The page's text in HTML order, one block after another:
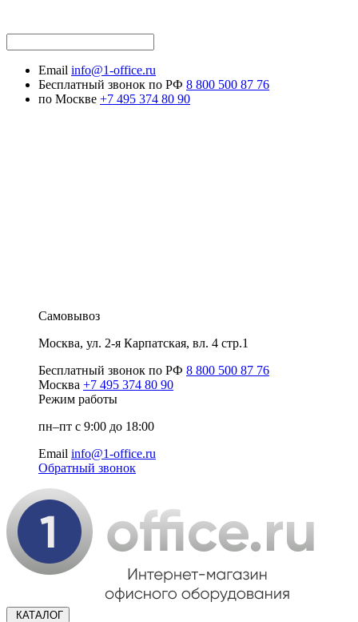
Email info@1-office.ru
Бесплатный звонок по РФ 8 800 500 87 76
по Москве +7 495 374 80 90
Самовывоз
Москва, ул. 2-я Карпатская, вл. 4 стр.1
Бесплатный звонок по РФ 8 800 500 87 76
Москва +7 495 374 80 90
Режим работы
пн–пт с 9:00 до 18:00
Email info@1-office.ru
Обратный звонок
КАТАЛОГ